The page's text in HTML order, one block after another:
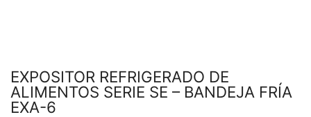
EXPOSITOR REFRIGERADO DE
ALIMENTOS SERIE SE – BANDEJA FRÍA
EXA-6